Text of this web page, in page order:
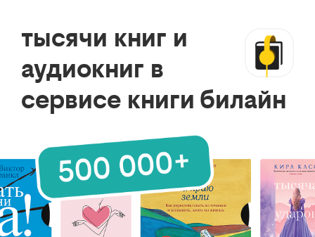
тысячи книг и
аудиокниг в
сервисе книги билайн